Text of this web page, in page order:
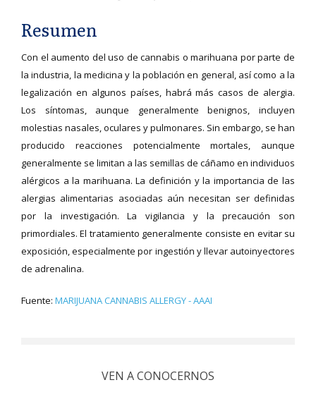
Resumen
Con el aumento del uso de cannabis o marihuana por parte de
la industria, la medicina y la población en general, así como a la
legalización en algunos países, habrá más casos de alergia.
Los síntomas, aunque generalmente benignos, incluyen
molestias nasales, oculares y pulmonares. Sin embargo, se han
producido reacciones potencialmente mortales, aunque
generalmente se limitan a las semillas de cáñamo en individuos
alérgicos a la marihuana. La definición y la importancia de las
alergias alimentarias asociadas aún necesitan ser definidas
por la investigación. La vigilancia y la precaución son
primordiales. El tratamiento generalmente consiste en evitar su
exposición, especialmente por ingestión y llevar autoinyectores
de adrenalina.
Fuente: MARIJUANA CANNABIS ALLERGY - AAAI
VEN A CONOCERNOS